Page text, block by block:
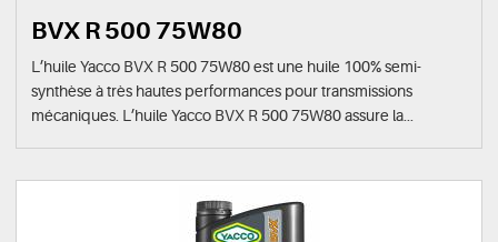
BVX R 500 75W80
L’huile Yacco BVX R 500 75W80 est une huile 100% semi-
synthèse à très hautes performances pour transmissions
mécaniques. L’huile Yacco BVX R 500 75W80 assure la...